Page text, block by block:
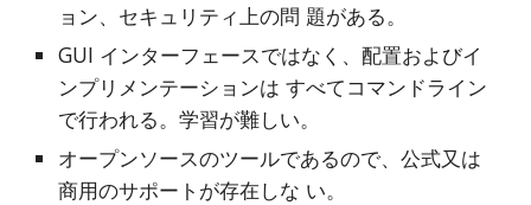
ョン、セキュリティ上の問 題がある。
GUI インターフェースではなく、配置およびイ
ンプリメンテーションは すべてコマンドライン
で行われる。学習が難しい。
オープンソースのツールであるので、公式又は
商用のサポートが存在しな い。